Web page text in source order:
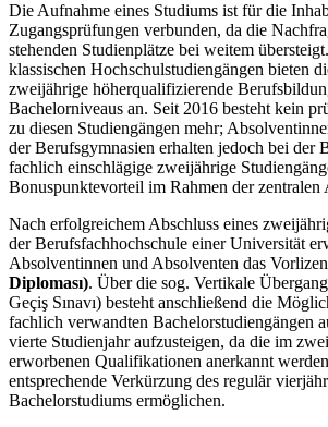
Die Aufnahme eines Studiums ist für die
Zugangsprüfungen verbunden, da die
stehenden Studienplätze bei weitem
klassischen Hochschulstudiengängen bieten
zweijährige höherqualifizierende
Bachelorniveaus an. Seit 2016 besteht kein
zu diesen Studiengängen mehr;
der Berufsgymnasien erhalten jedoch bei der
fachlich einschlägige zweijährige
Bonuspunktevorteil im Rahmen der zentralen
Nach erfolgreichem Abschluss eines
der Berufsfachhochschule einer Universität
Absolventinnen und Absolventen das
Diploması). Über die sog. Vertikale
Geçiş Sınavı) besteht anschließend die
fachlich verwandten Bachelorstudiengängen
vierte Studienjahr aufzusteigen, da die im
erworbenen Qualifikationen anerkannt
entsprechende Verkürzung des regulär
Bachelorstudiums ermöglichen.